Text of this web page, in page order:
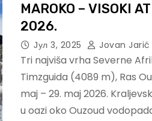
MAROKO – VISOKI
2026.
Јул 3, 2025 Jovan Jarić
Tri najviša vrha Severne
Timzguida (4089 m), Ras
maj – 29. maj 2026.
u oazi oko Ouzoud